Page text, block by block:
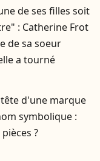
de ses filles soit
: Catherine Frot
de sa soeur
a tourné
d'une marque
symbolique :
?